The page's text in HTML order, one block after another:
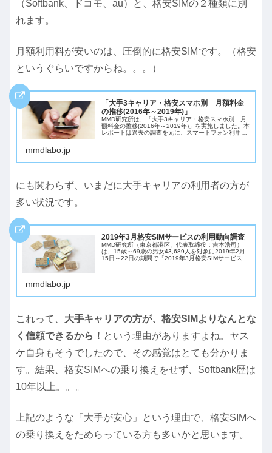
（Softbank、ドコモ、au）と、格安SIMの２種類に別
れます。
月額利用料が安いのは、圧倒的に格安SIMです。（格安
というぐらいですからね。。。）
「大手3キャリア・格安スマホ別 月額料金
の推移(2016年～2019年)」
MMD研究所は、「大手3キャリア・格安スマホ別 月
額料金の推移(2016年～2019年)」を実施しました。本
レポートは過去の調査を元に、スマートフォン利用者
mmdlabo.jp
にも関わらず、いまだに大手キャリアの利用者の方が
多い状況です。
2019年3月格安SIMサービスの利用動向調査
MMD研究所（東京都港区、代表取締役：吉本浩司）
は、15歳～69歳の男女43,689人を対象に2019年2月
15日～22日の期間で「2019年3月格安SIMサービスの
mmdlabo.jp
これって、 大手キャリアの方が、格安SIMよりなんとな
く信頼できるから！ という理由がありますよね。ヤス
ケ自身もそうでしたので、その感覚はとても分かりま
す。結果、格安SIMへの乗り換えをせず、Softbank歴は
10年以上。。。
上記のような「大手が安心」という理由で、格安SIMへ
の乗り換えをためらっている方も多いかと思います。